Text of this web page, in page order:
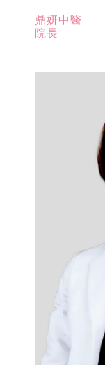
鼎妍中醫
院長